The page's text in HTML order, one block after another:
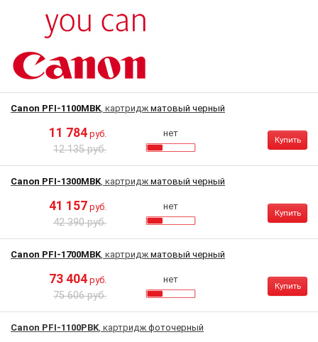
Canon PFI-1100MBK, картридж матовый черный
11 784 руб.
12 135 руб.
нет
Купить
Canon PFI-1300MBK, картридж матовый черный
41 157 руб.
42 390 руб.
нет
Купить
Canon PFI-1700MBK, картридж матовый черный
73 404 руб.
75 606 руб.
нет
Купить
Canon PFI-1100PBK, картридж фоточерный